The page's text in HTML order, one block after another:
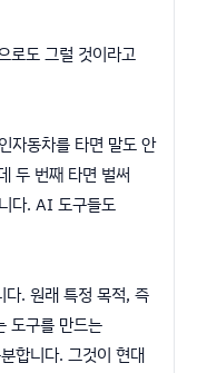
로도 그럴 것이라고
자동차를 타면 말도 안
두 번째 타면 벌써
다. AI 도구들도
다. 원래 특정 목적, 즉
도구를 만드는
합니다. 그것이 현대